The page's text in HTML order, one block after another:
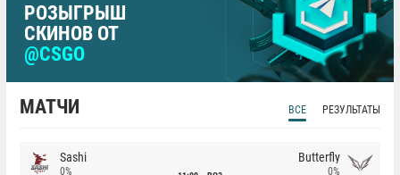
РОЗЫГРЫШ
СКИНОВ ОТ
@CSGO
МАТЧИ ВСЕ РЕЗУЛЬТАТЫ
Sashi
0%
Butterfly
0%